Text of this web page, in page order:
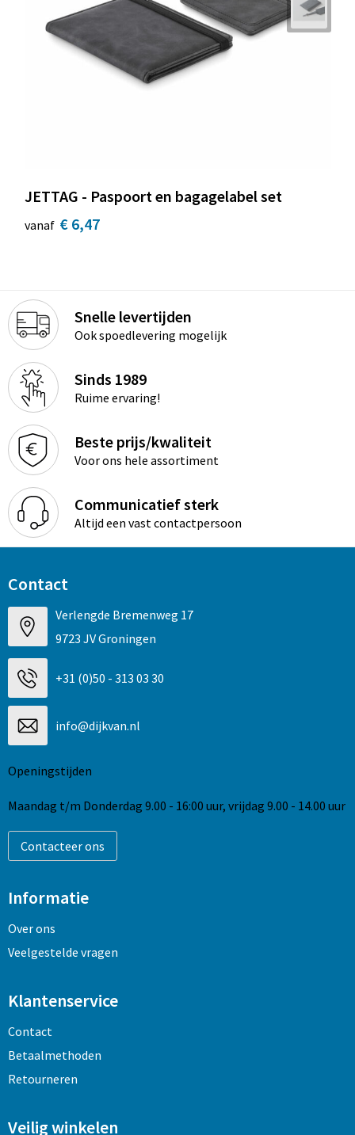
JETTAG - Paspoort en bagagelabel set
vanaf € 6,47
Snelle levertijden
Ook spoedlevering mogelijk
Sinds 1989
Ruime ervaring!
Beste prijs/kwaliteit
Voor ons hele assortiment
Communicatief sterk
Altijd een vast contactpersoon
Contact
Verlengde Bremenweg 17
9723 JV Groningen
+31 (0)50 - 313 03 30
info@dijkvan.nl
Openingstijden
Maandag t/m Donderdag 9.00 - 16:00 uur, vrijdag 9.00 - 14.00 uur
Contacteer ons
Informatie
Over ons
Veelgestelde vragen
Klantenservice
Contact
Betaalmethoden
Retourneren
Veilig winkelen